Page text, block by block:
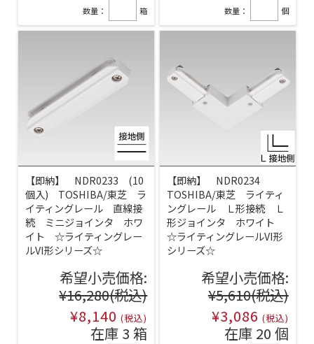
数量： 箱 数量： 個
【即納】 NDR0233 (10
個入) TOSHIBA/東芝 ラ
イティングレール 直線接
続 ミニジョインタ ホワ
イト ☆ライティングレー
ルVI形シリーズ☆
希望小売価格:
¥16,280(税込)
¥8,140 (税込)
在庫 3 箱
【即納】 NDR0234
TOSHIBA/東芝 ライティ
ングレール Ｌ形接続 Ｌ
形ジョインタ ホワイト
☆ライティングレールVI形
シリーズ☆
希望小売価格:
¥5,610(税込)
¥3,086 (税込)
在庫 20 個